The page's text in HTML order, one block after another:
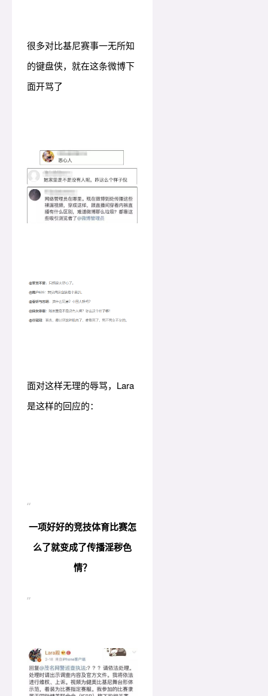
很多对比基尼赛事一无所知
的键盘侠，就在这条微博下
面开骂了
面对这样无理的辱骂，Lara
是这样的回应的：
“
一项好好的竞技体育比赛怎
么了就变成了传播淫秽色
情？
”